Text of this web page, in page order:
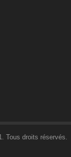
Tous droits réservés.